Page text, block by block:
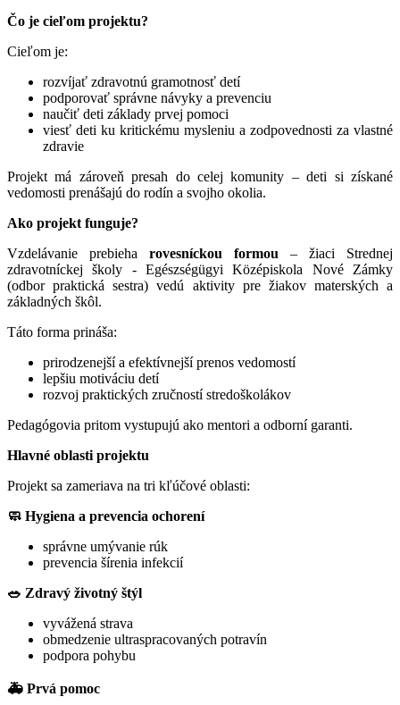
Čo je cieľom projektu?
Cieľom je:
rozvíjať zdravotnú gramotnosť detí
podporovať správne návyky a prevenciu
naučiť deti základy prvej pomoci
viesť deti ku kritickému mysleniu a zodpovednosti za vlastné
zdravie
Projekt má zároveň presah do celej komunity – deti si získané
vedomosti prenášajú do rodín a svojho okolia.
Ako projekt funguje?
Vzdelávanie prebieha rovesníckou formou – žiaci Strednej
zdravotníckej školy - Egészségügyi Középiskola Nové Zámky
(odbor praktická sestra) vedú aktivity pre žiakov materských a
základných škôl.
Táto forma prináša:
prirodzenejší a efektívnejší prenos vedomostí
lepšiu motiváciu detí
rozvoj praktických zručností stredoškolákov
Pedagógovia pritom vystupujú ako mentori a odborní garanti.
Hlavné oblasti projektu
Projekt sa zameriava na tri kľúčové oblasti:
🧼 Hygiena a prevencia ochorení
správne umývanie rúk
prevencia šírenia infekcií
🥗 Zdravý životný štýl
vyvážená strava
obmedzenie ultraspracovaných potravín
podpora pohybu
🚑 Prvá pomoc